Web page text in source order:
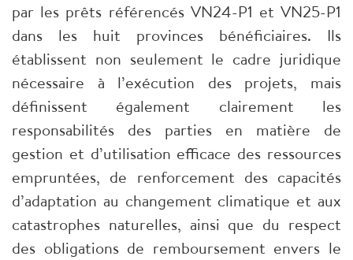
par les prêts référencés VN24-P1 et VN25-P1
dans les huit provinces bénéficiaires. Ils
établissent non seulement le cadre juridique
nécessaire à l’exécution des projets, mais
définissent également clairement les
responsabilités des parties en matière de
gestion et d’utilisation efficace des ressources
empruntées, de renforcement des capacités
d’adaptation au changement climatique et aux
catastrophes naturelles, ainsi que du respect
des obligations de remboursement envers le